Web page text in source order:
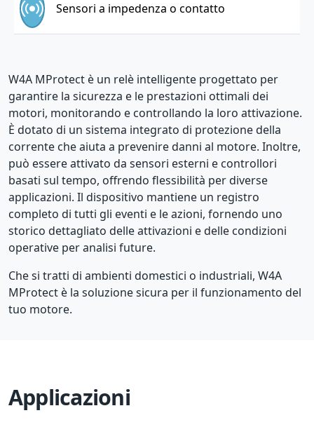
Sensori a impedenza o contatto
W4A MProtect è un relè intelligente progettato per
garantire la sicurezza e le prestazioni ottimali dei
motori, monitorando e controllando la loro attivazione.
È dotato di un sistema integrato di protezione della
corrente che aiuta a prevenire danni al motore. Inoltre,
può essere attivato da sensori esterni e controllori
basati sul tempo, offrendo flessibilità per diverse
applicazioni. Il dispositivo mantiene un registro
completo di tutti gli eventi e le azioni, fornendo uno
storico dettagliato delle attivazioni e delle condizioni
operative per analisi future.
Che si tratti di ambienti domestici o industriali, W4A
MProtect è la soluzione sicura per il funzionamento del
tuo motore.
Applicazioni